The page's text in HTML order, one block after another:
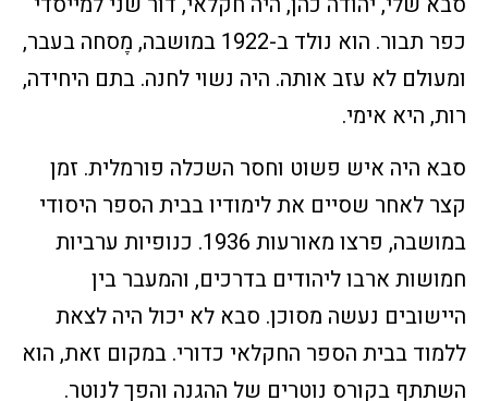
כפר תבור. הוא נולד ב-1922 במושבה, מֶסחה בעבר,
ומעולם לא עזב אותה. היה נשוי לחנה. בתם היחידה,
רות, היא אימי.
סבא היה איש פשוט וחסר השכלה פורמלית. זמן
קצר לאחר שסיים את לימודיו בבית הספר היסודי
במושבה, פרצו מאורעות 1936. כנופיות ערביות
חמושות ארבו ליהודים בדרכים, והמעבר בין
היישובים נעשה מסוכן. סבא לא יכול היה לצאת
ללמוד בבית הספר החקלאי כדורי. במקום זאת, הוא
השתתף בקורס נוטרים של ההגנה והפך לנוטר.